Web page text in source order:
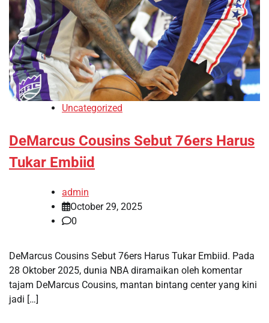
Uncategorized
DeMarcus Cousins Sebut 76ers Harus
Tukar Embiid
admin
October 29, 2025
0
DeMarcus Cousins Sebut 76ers Harus Tukar Embiid. Pada
28 Oktober 2025, dunia NBA diramaikan oleh komentar
tajam DeMarcus Cousins, mantan bintang center yang kini
jadi […]